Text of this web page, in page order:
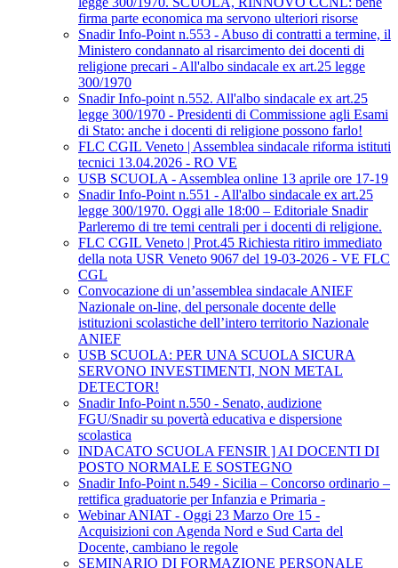
firma parte economica ma servono ulteriori risorse
Snadir Info-Point n.553 - Abuso di contratti a termine, il
Ministero condannato al risarcimento dei docenti di
religione precari - All'albo sindacale ex art.25 legge
300/1970
Snadir Info-point n.552. All'albo sindacale ex art.25
legge 300/1970 - Presidenti di Commissione agli Esami
di Stato: anche i docenti di religione possono farlo!
FLC CGIL Veneto | Assemblea sindacale riforma istituti
tecnici 13.04.2026 - RO VE
USB SCUOLA - Assemblea online 13 aprile ore 17-19
Snadir Info-Point n.551 - All'albo sindacale ex art.25
legge 300/1970. Oggi alle 18:00 – Editoriale Snadir
Parleremo di tre temi centrali per i docenti di religione.
FLC CGIL Veneto | Prot.45 Richiesta ritiro immediato
della nota USR Veneto 9067 del 19-03-2026 - VE FLC
CGL
Convocazione di un’assemblea sindacale ANIEF
Nazionale on-line, del personale docente delle
istituzioni scolastiche dell’intero territorio Nazionale
ANIEF
USB SCUOLA: PER UNA SCUOLA SICURA
SERVONO INVESTIMENTI, NON METAL
DETECTOR!
Snadir Info-Point n.550 - Senato, audizione
FGU/Snadir su povertà educativa e dispersione
scolastica
INDACATO SCUOLA FENSIR ] AI DOCENTI DI
POSTO NORMALE E SOSTEGNO
Snadir Info-Point n.549 - Sicilia – Concorso ordinario –
rettifica graduatorie per Infanzia e Primaria -
Webinar ANIAT - Oggi 23 Marzo Ore 15 -
Acquisizioni con Agenda Nord e Sud Carta del
Docente, cambiano le regole
SEMINARIO DI FORMAZIONE PERSONALE